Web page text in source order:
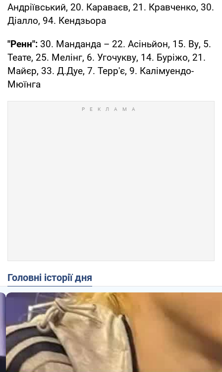
Андріївський, 20. Караваєв, 21. Кравченко, 30.
Діалло, 94. Кендзьора
"Ренн": 30. Манданда – 22. Асіньйон, 15. Ву, 5.
Теате, 25. Мелінг, 6. Угочукву, 14. Буріжо, 21.
Майєр, 33. Д.Дуе, 7. Терр'є, 9. Калімуендо-
Мюїнга
Головні історії дня